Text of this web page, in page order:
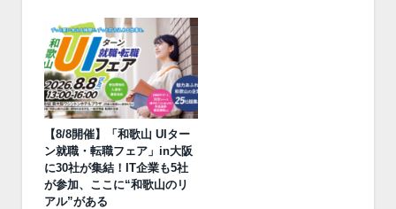
【8/8開催】「和歌山 UIター
ン就職・転職フェア」in大阪
に30社が集結！IT企業も5社
が参加、ここに“和歌山のリ
アル”がある